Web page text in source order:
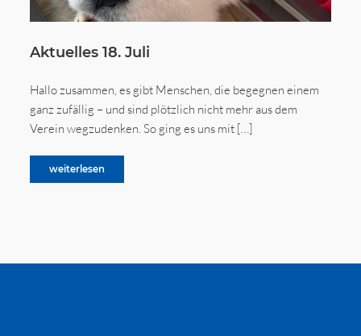
Aktuelles 18. Juli
Hallo zusammen, es gibt Menschen, die begegnen einem
ganz zufällig – und sind plötzlich nicht mehr aus dem
Verein wegzudenken. So ging es uns mit […]
weiterlesen